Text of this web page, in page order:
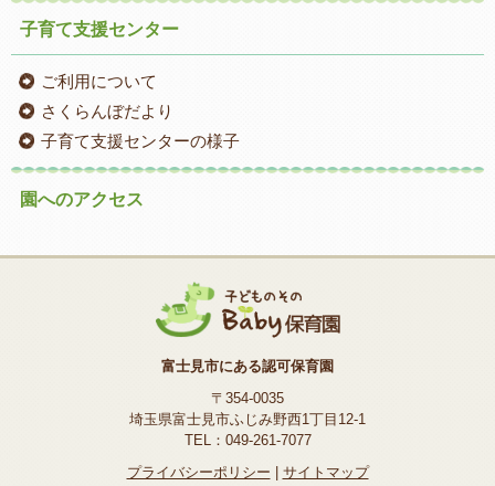
子育て支援センター
ご利用について
さくらんぼだより
子育て支援センターの様子
園へのアクセス
富士見市にある認可保育園
〒354-0035
埼玉県富士見市ふじみ野西1丁目12-1
TEL：049-261-7077
プライバシーポリシー | サイトマップ